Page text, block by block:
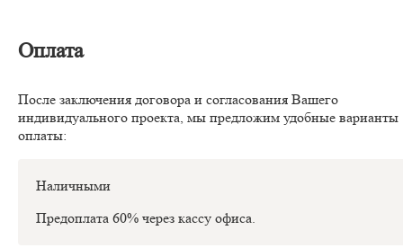
Оплата
После заключения договора и согласования Вашего
индивидуального проекта, мы предложим удобные варианты
оплаты:
Наличными
Предоплата 60% через кассу офиса.